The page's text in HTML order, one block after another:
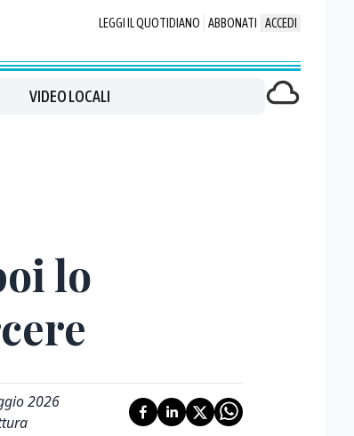
LEGGI IL QUOTIDIANO ABBONATI ACCEDI
VIDEO LOCALI
lo
2026